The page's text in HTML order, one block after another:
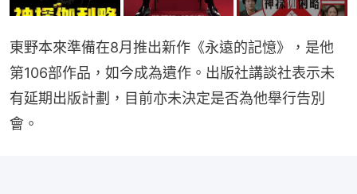
東野本來準備在8月推出新作《永遠的記憶》，是他
第106部作品，如今成為遺作。出版社講談社表示未
有延期出版計劃，目前亦未決定是否為他舉行告別
會。